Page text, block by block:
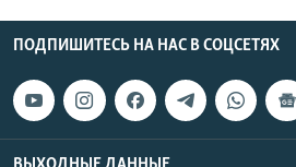
ПОДПИШИТЕСЬ НА НАС В СОЦСЕТЯХ